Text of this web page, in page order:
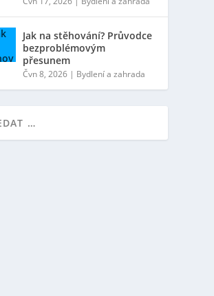
Jak na stěhování? Průvodce
bezproblémovým
přesunem
Čvn 8, 2026 | Bydlení a zahrada